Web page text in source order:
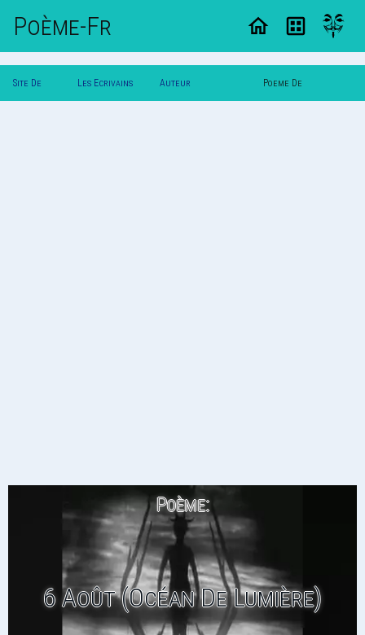
Poème-Fr
Site De Les Ecrivains Auteur Poeme De
Poème:
6 Août (Océan De Lumière)